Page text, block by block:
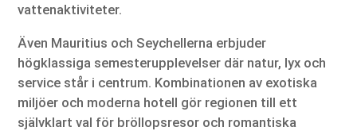
vattenaktiviteter.
Även Mauritius och Seychellerna erbjuder
högklassiga semesterupplevelser där natur, lyx och
service står i centrum. Kombinationen av exotiska
miljöer och moderna hotell gör regionen till ett
självklart val för bröllopsresor och romantiska